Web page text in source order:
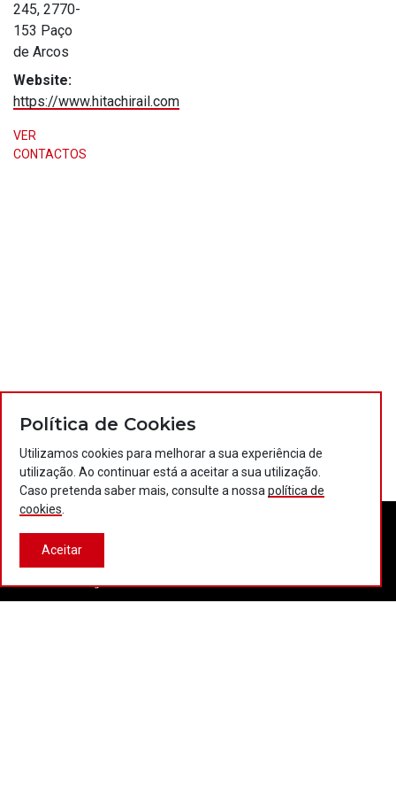
245, 2770-
153 Paço
de Arcos
Website:
https://www.hitachirail.com
VER
CONTACTOS
Política de Cookies
Utilizamos cookies para melhorar a sua experiência de
utilização. Ao continuar está a aceitar a sua utilização.
Caso pretenda saber mais, consulte a nossa política de
cookies
Aceitar